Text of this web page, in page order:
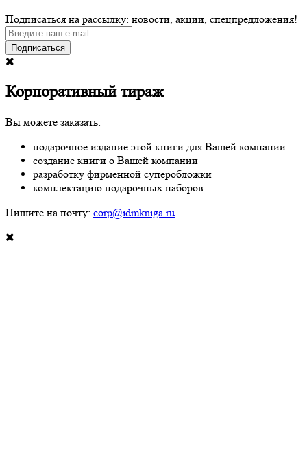
Подписаться на рассылку: новости, акции, спецпредложения!
Подписаться
Корпоративный тираж
Вы можете заказать:
подарочное издание этой книги для Вашей компании
создание книги о Вашей компании
разработку фирменной суперобложки
комплектацию подарочных наборов
Пишите на почту: corp@idmkniga.ru